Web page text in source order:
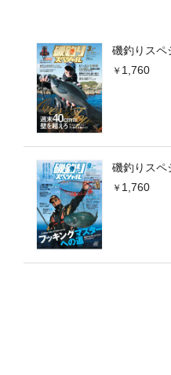
磯釣りスペ
1,760
磯釣りスペ
1,760